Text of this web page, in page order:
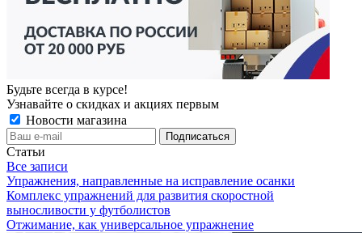
Будьте всегда в курсе!
Узнавайте о скидках и акциях первым
Новости магазина
Статьи
Все записи
Упражнения, направленные на исправление осанки
Комплекс упражнений для развития скоростной
выносливости у футболистов
Отжимание, как универсальное упражнение